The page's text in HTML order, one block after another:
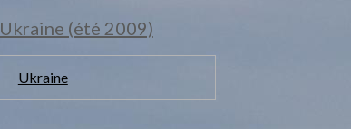
Ukraine (été 2009)
Ukraine